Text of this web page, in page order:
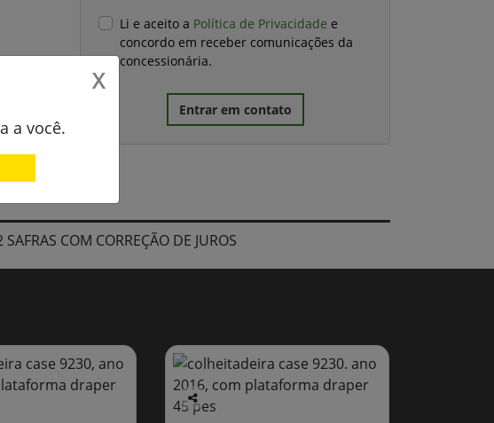
Li e aceito a Política de Privacidade e
concordo em receber comunicações da
concessionária.
Entrar em contato
COM CORREÇÃO DE JUROS
Co
X
a você.